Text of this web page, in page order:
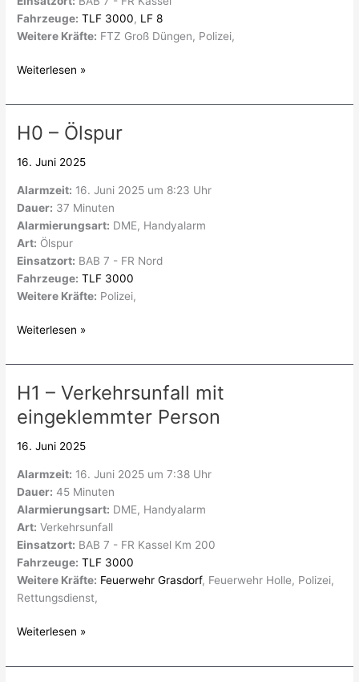
Fahrzeuge: TLF 3000, LF 8
Weitere Kräfte: FTZ Groß Düngen, Polizei,
Weiterlesen »
H0 – Ölspur
16. Juni 2025
Alarmzeit: 16. Juni 2025 um 8:23 Uhr
Dauer: 37 Minuten
Alarmierungsart: DME, Handyalarm
Art: Ölspur
Einsatzort: BAB 7 - FR Nord
Fahrzeuge: TLF 3000
Weitere Kräfte: Polizei,
H0
Ölspur
Weiterlesen »
H1 – Verkehrsunfall mit
eingeklemmter Person
16. Juni 2025
Alarmzeit: 16. Juni 2025 um 7:38 Uhr
Dauer: 45 Minuten
Alarmierungsart: DME, Handyalarm
Art: Verkehrsunfall
Einsatzort: BAB 7 - FR Kassel Km 200
Fahrzeuge: TLF 3000
Weitere Kräfte: Feuerwehr Grasdorf, Feuerwehr Holle, Polizei,
Rettungsdienst,
H1
Verkehrsunfall
mit
Person
Weiterlesen »